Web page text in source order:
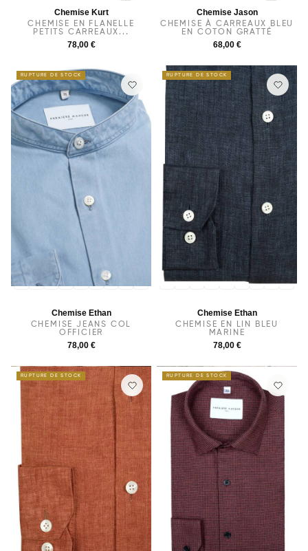
Chemise Kurt
CHEMISE EN FLANELLE
PETITS CARREAUX...
78,00 €
Chemise Jason
CHEMISE À CARREAUX BLEU
EN COTON GRATTÉ
68,00 €
RUPTURE DE STOCK
36 37 38 39 41 42
Chemise Ethan
CHEMISE JEANS COL
OFFICIER
78,00 €
RUPTURE DE STOCK
41 42 43 44
Chemise Ethan
CHEMISE EN LIN BLEU
MARINE
78,00 €
RUPTURE DE STOCK RUPTURE DE STOCK